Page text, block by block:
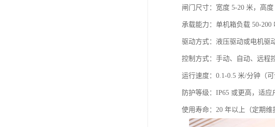
闸门尺寸：宽度 5-20 米，高度
承载能力：单机箱负载 50-200
驱动方式：液压驱动或电机驱
控制方式：手动、自动、远程
运行速度：0.1-0.5 米/分钟（可
防护等级：IP65 或更高，适应
使用寿命：20 年以上（定期维